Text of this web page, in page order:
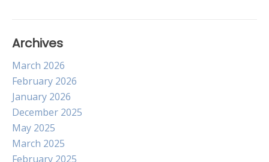
Archives
March 2026
February 2026
January 2026
December 2025
May 2025
March 2025
February 2025